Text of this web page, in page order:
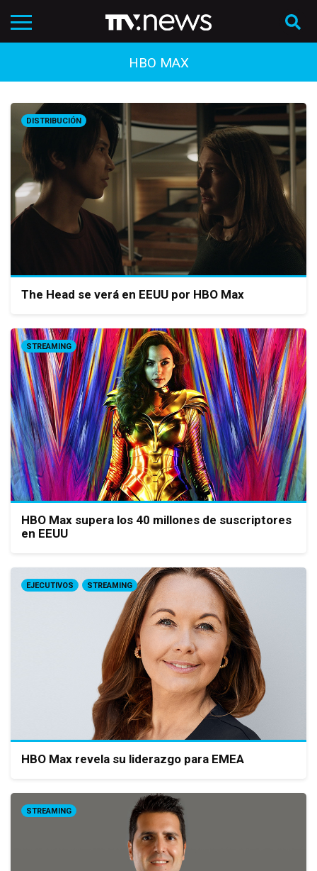
HBO MAX
DISTRIBUCIÓN
The Head se verá en EEUU por HBO Max
STREAMING
HBO Max supera los 40 millones de suscriptores
en EEUU
EJECUTIVOS STREAMING
HBO Max revela su liderazgo para EMEA
STREAMING